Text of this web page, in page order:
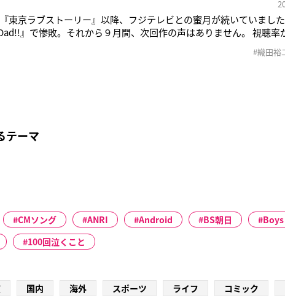
『東京ラブストーリー』以降、フジテレビとの蜜月が続いていまし
』で惨敗。それから９月間、次回作の声はありません。 視聴率
ペシャルドラマ『奇跡の教室』（日本テレビ系）。元僧侶で借金返
#織田裕
テーマ
CMソング ANRI Android BS朝日
100回泣くこと
国内 海外 スポーツ ライフ コミック